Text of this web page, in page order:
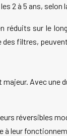
2 à 5 ans, selon
sur le
des filtres,
Avec une
réversibles
leur